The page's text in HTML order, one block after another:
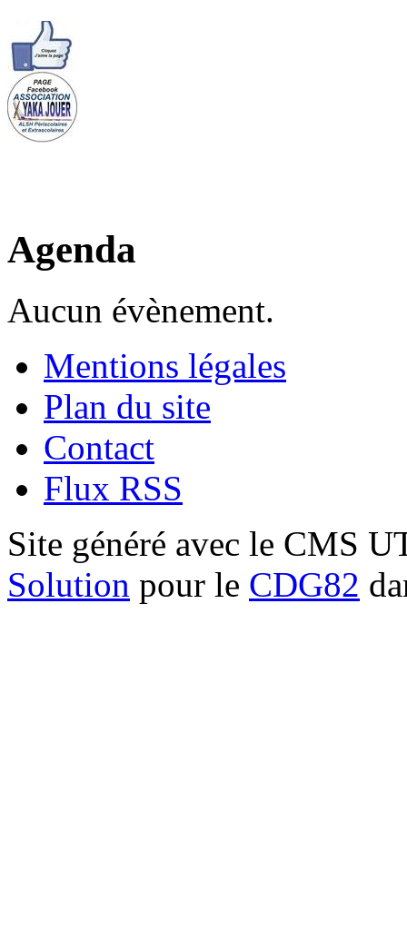
Agenda
Aucun évènement.
Mentions légales
Plan du site
Contact
Flux RSS
Site généré avec le CMS
Solution pour le CDG82